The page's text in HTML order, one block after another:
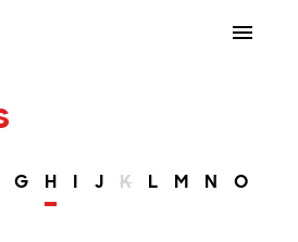
G H I J K L M N O